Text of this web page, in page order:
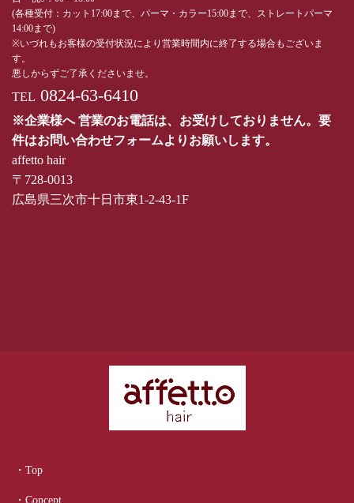
(各種受付：カット17:00まで、パーマ・カラー15:00まで、ストレートパーマ
14:00まで)
※いづれもお客様の受付状況により営業時間内に終了する場合もございま
す。
悪しからずご了承くださいませ。
TEL 0824-63-6410
※企業様へ 営業のお電話は、お受けしておりません。要
件はお問い合わせフォームよりお願いします。
affetto hair
〒728-0013
広島県三次市十日市東1-2-43-1F
・Top
・Concept